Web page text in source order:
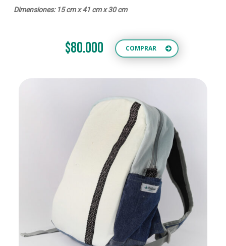
Dimensiones: 15 cm x 41 cm x 30 cm
$80.000 COMPRAR